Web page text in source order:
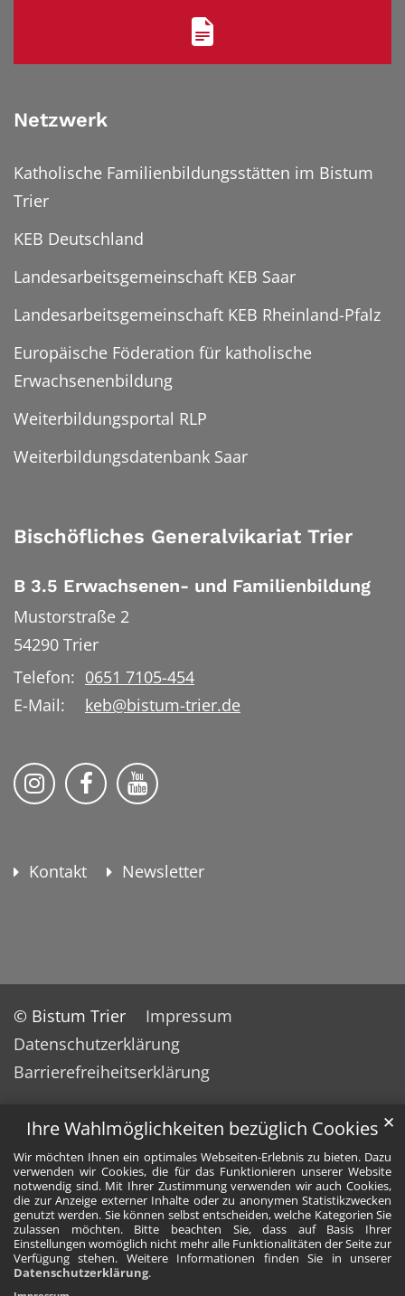
Ihre Wahlmöglichkeiten bezüglich Cookies
Wir möchten Ihnen ein optimales Webseiten-Erlebnis zu bieten. Dazu
verwenden wir Cookies, die für das Funktionieren unserer Website
notwendig sind. Mit Ihrer Zustimmung verwenden wir auch Cookies,
die zur Anzeige externer Inhalte oder zu anonymen Statistikzwecken
genutzt werden. Sie können selbst entscheiden, welche Kategorien Sie
zulassen möchten. Bitte beachten Sie, dass auf Basis Ihrer
Einstellungen womöglich nicht mehr alle Funktionalitäten der Seite zur
Verfügung stehen. Weitere Informationen finden Sie in unserer
Datenschutzerklärung.
✕
Netzwerk
Katholische Familienbildungsstätten im Bistum
Trier
KEB Deutschland
Landesarbeitsgemeinschaft KEB Saar
Landesarbeitsgemeinschaft KEB Rheinland-Pfalz
Europäische Föderation für katholische
Erwachsenenbildung
Weiterbildungsportal RLP
Weiterbildungsdatenbank Saar
Bischöfliches Generalvikariat Trier
B 3.5 Erwachsenen- und Familienbildung
Mustorstraße 2
54290 Trier
Telefon: 0651 7105-454
E-Mail:
keb@bistum-trier.de
KEB Bildung Leben auf Instagram
KEB Bildung Leben auf Facebook
KEB Bildung Leben auf
Kontakt Newsletter
© Bistum Trier
Impressum
Datenschutzerklärung
Barrierefreiheitserklärung